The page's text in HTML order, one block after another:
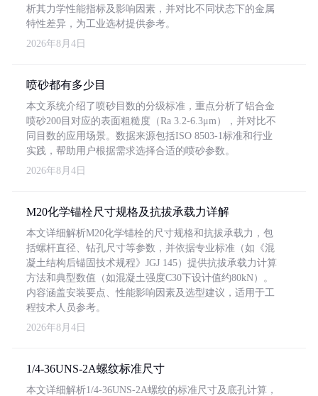
析其力学性能指标及影响因素，并对比不同状态下的金属
特性差异，为工业选材提供参考。
2026年8月4日
喷砂都有多少目
本文系统介绍了喷砂目数的分级标准，重点分析了铝合金
喷砂200目对应的表面粗糙度（Ra 3.2-6.3μm），并对比不
同目数的应用场景。数据来源包括ISO 8503-1标准和行业
实践，帮助用户根据需求选择合适的喷砂参数。
2026年8月4日
M20化学锚栓尺寸规格及抗拔承载力详解
本文详细解析M20化学锚栓的尺寸规格和抗拔承载力，包
括螺杆直径、钻孔尺寸等参数，并依据专业标准（如《混
凝土结构后锚固技术规程》JGJ 145）提供抗拔承载力计算
方法和典型数值（如混凝土强度C30下设计值约80kN）。
内容涵盖安装要点、性能影响因素及选型建议，适用于工
程技术人员参考。
2026年8月4日
1/4-36UNS-2A螺纹标准尺寸
本文详细解析1/4-36UNS-2A螺纹的标准尺寸及底孔计算，